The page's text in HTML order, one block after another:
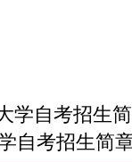
学自考招生
自考招生简